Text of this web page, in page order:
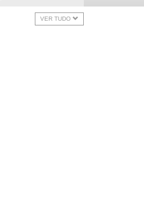
VER TUDO